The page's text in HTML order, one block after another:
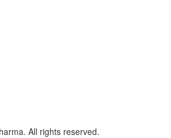
All rights reserved.